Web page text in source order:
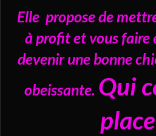
Elle propose de
à profit et vous faire
devenir une bonne
obeissante. Qui